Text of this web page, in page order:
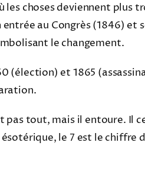
les choses deviennent plus
au Congrès (1846) et
le changement.
(élection) et 1865
pas tout, mais il entoure. Il
le 7 est le chiffre